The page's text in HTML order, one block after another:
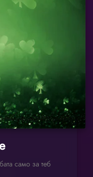
само за теб